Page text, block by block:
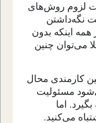
لزوم روش‌های
نگه‌داشتن
همه اینکه بدون
می‌توان چنین
کارمندی محال
مسئولیت
اما
می‌کنید.